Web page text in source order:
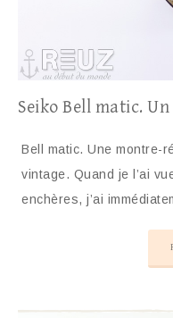
Seiko Bell matic.
Bell matic. Une montre-
vintage. Quand je l’ai
enchères, j’ai